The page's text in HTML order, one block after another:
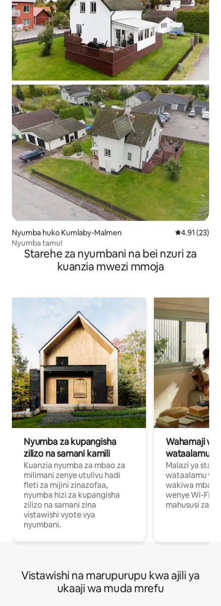
Nyumba huko Kumlaby-Malmen Ukadiriaji wa
4.91 (23)
Nyumba tamu!
Starehe za nyumbani na bei nzuri za
kuanzia mwezi mmoja
Nyumba za kupangisha
zilizo na samani kamili
Kuanzia nyumba za mbao za
milimani zenye utulivu hadi
fleti za mijini zinazofaa,
nyumba hizi za kupangisha
zilizo na samani zina
vistawishi vyote vya
nyumbani.
Wahamaji
wataalamu
Malazi ya
wataalamu
wakiwa mbali
wenye Wi-Fi
mahususi za
Vistawishi na marupurupu kwa ajili ya
ukaaji wa muda mrefu